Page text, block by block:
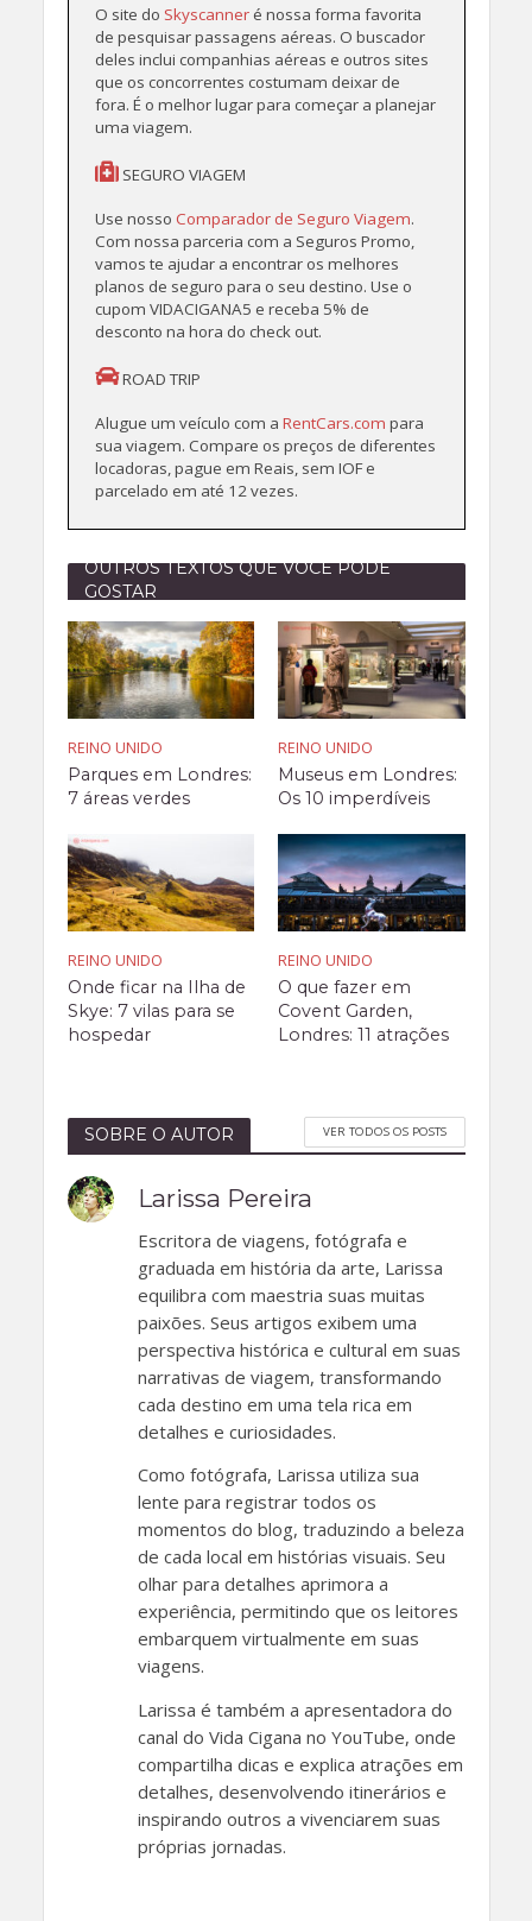
O site do Skyscanner é nossa forma favorita
de pesquisar passagens aéreas. O buscador
deles inclui companhias aéreas e outros sites
que os concorrentes costumam deixar de
fora. É o melhor lugar para começar a planejar
uma viagem.
SEGURO VIAGEM
Use nossoComparador de Seguro Viagem.
Com nossa parceria com a Seguros Promo,
vamos te ajudar a encontrar os melhores
planos de seguro para o seu destino. Use o
cupom VIDACIGANA5 e receba 5% de
desconto na hora do check out.
ROAD TRIP
Alugue um veículo com aRentCars.compara
sua viagem. Compare os preços de diferentes
locadoras, pague em Reais, sem IOF e
parcelado em até 12 vezes.
OUTROS TEXTOS QUE VOCÊ PODE
GOSTAR
REINO UNIDO
Parques em Londres:
7 áreas verdes
REINO UNIDO
Museus em Londres:
Os 10 imperdíveis
REINO UNIDO
Onde ficar na Ilha de
Skye: 7 vilas para se
hospedar
REINO UNIDO
O que fazer em
Covent Garden,
Londres: 11 atrações
SOBRE O AUTOR VER TODOS OS POSTS
Larissa Pereira
Escritora de viagens, fotógrafa e
graduada em história da arte, Larissa
equilibra com maestria suas muitas
paixões. Seus artigos exibem uma
perspectiva histórica e cultural em suas
narrativas de viagem, transformando
cada destino em uma tela rica em
detalhes e curiosidades.
Como fotógrafa, Larissa utiliza sua
lente para registrar todos os
momentos do blog, traduzindo a beleza
de cada local em histórias visuais. Seu
olhar para detalhes aprimora a
experiência, permitindo que os leitores
embarquem virtualmente em suas
viagens.
Larissa é também a apresentadora do
canal do Vida Cigana no YouTube, onde
compartilha dicas e explica atrações em
detalhes, desenvolvendo itinerários e
inspirando outros a vivenciarem suas
próprias jornadas.